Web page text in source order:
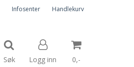
Infosenter Handlekurv
Søk Logg inn 0,-